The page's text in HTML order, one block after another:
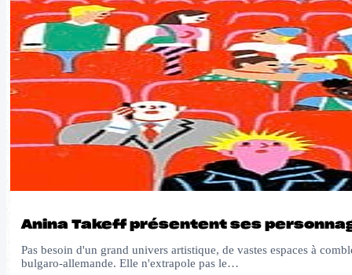
Anina Takeff présentent ses
Pas besoin d'un grand univers artistique, de vastes espaces à
bulgaro-allemande. Elle n'extrapole pas le…